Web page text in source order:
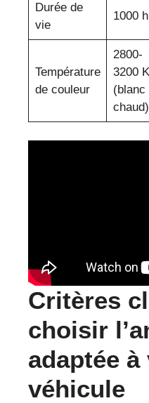
Durée de
vie
1000 h
Température
de couleur
2800-
3200 K
(blanc
chaud)
Critères
choisir
adaptée
véhicule